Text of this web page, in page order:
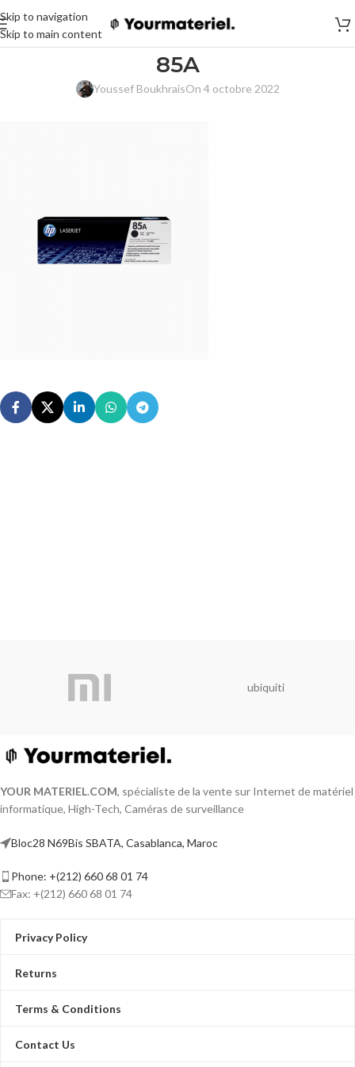
Skip to navigation
Skip to main content
85A
Youssef BoukhraisOn 4 octobre 2022
ubiquiti
YOUR MATERIEL.COM, spécialiste de la vente sur Internet de matériel
informatique, High-Tech, Caméras de surveillance
Bloc28 N69Bis SBATA, Casablanca, Maroc
Phone: +(212) 660 68 01 74
Fax: +(212) 660 68 01 74
Privacy Policy
Returns
Terms & Conditions
Contact Us